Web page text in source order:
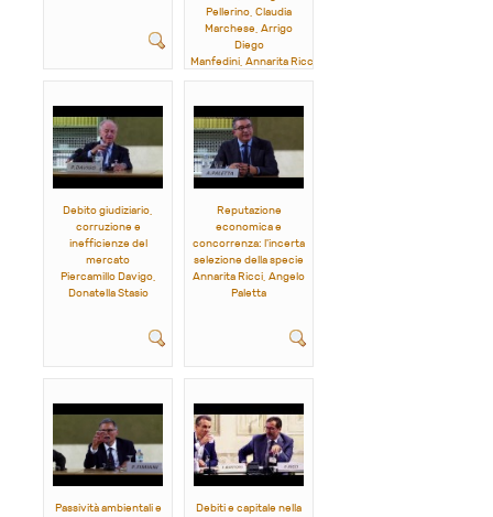
Pellerino, Claudia
Marchese, Arrigo
Diego
Manfedini, Annarita Ricci,
Pasquale
Antonio Maruccia,
Roberto Scarpinato,
Piercamillo Davigo,
Debito giudiziario,
corruzione e
inefficienze del
mercato
Piercamillo Davigo,
Donatella Stasio
Reputazione
economica e
concorrenza: l'incerta
selezione della specie
Annarita Ricci, Angelo
Paletta
Passività ambientali e
Debiti e capitale nella